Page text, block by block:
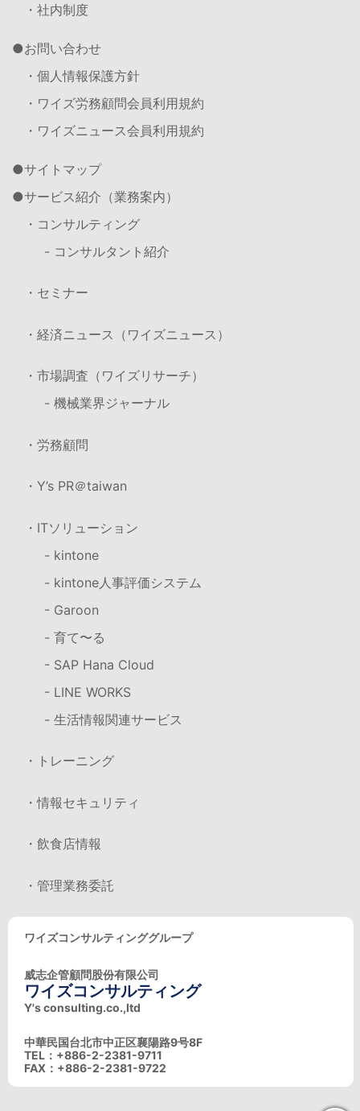
・社内制度
お問い合わせ
・個人情報保護方針
・ワイズ労務顧問会員利用規約
・ワイズニュース会員利用規約
サイトマップ
サービス紹介（業務案内）
・コンサルティング
- コンサルタント紹介
・セミナー
・経済ニュース（ワイズニュース）
・市場調査（ワイズリサーチ）
- 機械業界ジャーナル
・労務顧問
・Y’s PR＠taiwan
・ITソリューション
- kintone
- kintone人事評価システム
- Garoon
- 育て〜る
- SAP Hana Cloud
- LINE WORKS
- 生活情報関連サービス
・トレーニング
・情報セキュリティ
・飲食店情報
・管理業務委託
ワイズコンサルティンググループ
威志企管顧問股份有限公司
ワイズコンサルティング
Y's consulting.co.,ltd
中華民国台北市中正区襄陽路9号8F
TEL：+886-2-2381-9711
FAX：+886-2-2381-9722